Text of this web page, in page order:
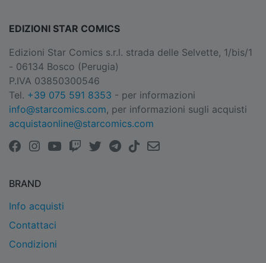
EDIZIONI STAR COMICS
Edizioni Star Comics s.r.l. strada delle Selvette, 1/bis/1
- 06134 Bosco (Perugia)
P.IVA 03850300546
Tel. +39 075 591 8353 - per informazioni
info@starcomics.com, per informazioni sugli acquisti
acquistaonline@starcomics.com
BRAND
Info acquisti
Contattaci
Condizioni